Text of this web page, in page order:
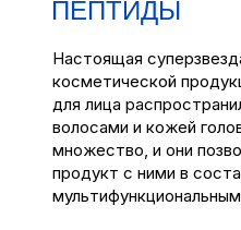
Настоящая
косметической
для лица
волосами и кожей
множество, и они
продукт с ними в
ПЕПТИДЫ